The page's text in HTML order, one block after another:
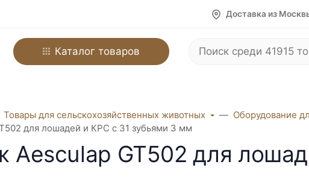
Доставка из
Каталог товаров
Товары для сельскохозяйственных животных Оборудование
для лошадей и КРС с 31 зубьями 3 мм
Aesculap GT502 для